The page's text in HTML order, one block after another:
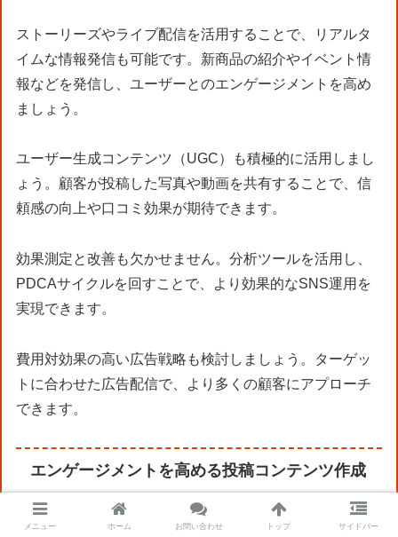
ストーリーズやライブ配信を活用することで、リアルタ
イムな情報発信も可能です。新商品の紹介やイベント情
報などを発信し、ユーザーとのエンゲージメントを高め
ましょう。
ユーザー生成コンテンツ（UGC）も積極的に活用しまし
ょう。顧客が投稿した写真や動画を共有することで、信
頼感の向上や口コミ効果が期待できます。
効果測定と改善も欠かせません。分析ツールを活用し、
PDCAサイクルを回すことで、より効果的なSNS運用を
実現できます。
費用対効果の高い広告戦略も検討しましょう。ターゲッ
トに合わせた広告配信で、より多くの顧客にアプローチ
できます。
エンゲージメントを高める投稿コンテンツ作成
SNSでフォロワーのエンゲージメント（いいね！、コメ
メニュー ホーム お問い合わせ トップ サイドバー